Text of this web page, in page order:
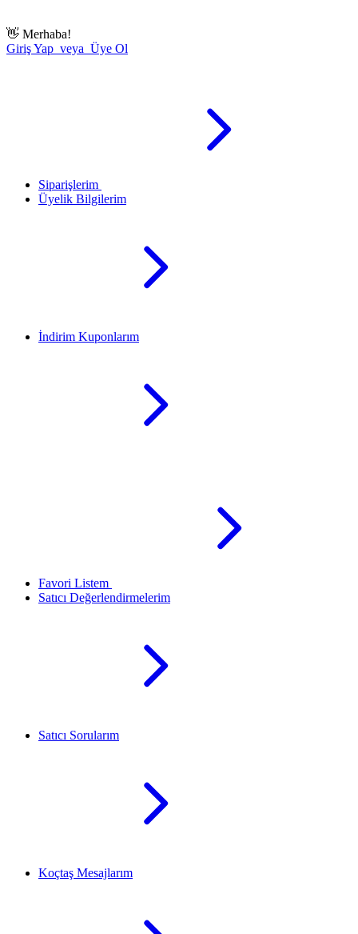
👋 Merhaba!
Giriş Yap veya Üye Ol
Siparişlerim
Üyelik Bilgilerim
İndirim Kuponlarım
Favori Listem
Satıcı Değerlendirmelerim
Satıcı Sorularım
Koçtaş Mesajlarım